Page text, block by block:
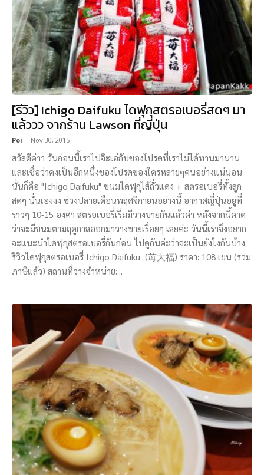
[รีวิว] Ichigo Daifuku ไดฟุกุสตรอเบอรี่สดๆ มา
แล้ววว จากร้าน Lawson ที่ญี่ปุ่น
Poi - Nov 30, 2015
สวัสดีค่าา วันก่อนนี้เราไปจ๊ะเอ๋กับของโปรดที่เราไม่ได้ทานมานาน
และเชื่อว่าคงเป็นอีกหนึ่งของโปรดของใครหลายๆคนอย่างแน่นอน
นั่นก็คือ "Ichigo Daifuku" ขนมไดฟุกุไส้ถั่วแดง + สตรอเบอรี่ทั้งลูก
สดๆ นั่นเองงง ช่วงปลายเดือนพฤศจิกายนอย่างนี้ อากาศญี่ปุ่นอยู่ที่
ราวๆ 10-15 องศา สตรอเบอรี่เริ่มมีวางขายกันแล้วค่า หลังจากนี้คาด
ว่าจะมีขนมตามฤดูกาลออกมาวางขายเรื่อยๆ เลยค่ะ วันนี้เราจึงอยาก
จะแนะนำไดฟุกุสตรอเบอรี่กันก่อน ไปดูกันค่ะว่าจะเป็นยังไงกันบ้าง
รีวิวไดฟุกุสตรอเบอรี่ Ichigo Daifuku (苺大福) ราคา: 108 เยน (รวม
ภาษีแล้ว) สถานที่วางจำหน่าย:...